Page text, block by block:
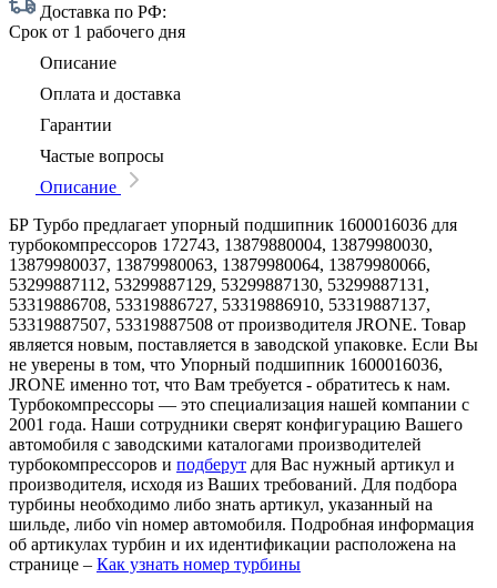
Доставка по РФ:
Срок от 1 рабочего дня
Описание
Оплата и доставка
Гарантии
Частые вопросы
Описание
БР Турбо предлагает упорный подшипник 1600016036 для
турбокомпрессоров 172743, 13879880004, 13879980030,
13879980037, 13879980063, 13879980064, 13879980066,
53299887112, 53299887129, 53299887130, 53299887131,
53319886708, 53319886727, 53319886910, 53319887137,
53319887507, 53319887508 от производителя JRONE. Товар
является новым, поставляется в заводской упаковке. Если Вы
не уверены в том, что Упорный подшипник 1600016036,
JRONE именно тот, что Вам требуется - обратитесь к нам.
Турбокомпрессоры — это специализация нашей компании с
2001 года. Наши сотрудники сверят конфигурацию Вашего
автомобиля с заводскими каталогами производителей
турбокомпрессоров и подберут для Вас нужный артикул и
производителя, исходя из Ваших требований. Для подбора
турбины необходимо либо знать артикул, указанный на
шильде, либо vin номер автомобиля. Подробная информация
об артикулах турбин и их идентификации расположена на
странице – Как узнать номер турбины